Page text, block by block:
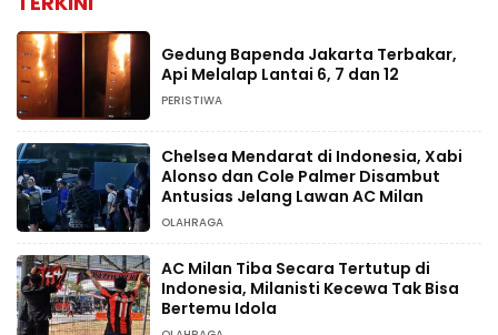
Gedung Bapenda Jakarta Terbakar,
Api Melalap Lantai 6, 7 dan 12
PERISTIWA
Chelsea Mendarat di Indonesia, Xabi
Alonso dan Cole Palmer Disambut
Antusias Jelang Lawan AC Milan
OLAHRAGA
AC Milan Tiba Secara Tertutup di
Indonesia, Milanisti Kecewa Tak Bisa
Bertemu Idola